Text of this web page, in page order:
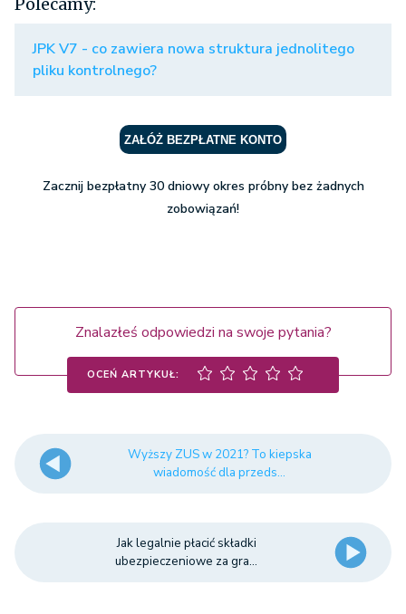
JPK V7 - co zawiera nowa struktura jednolitego
pliku kontrolnego?
ZAŁÓŻ BEZPŁATNE KONTO
Zacznij bezpłatny 30 dniowy okres próbny bez żadnych
zobowiązań!
Znalazłeś odpowiedzi na swoje pytania?
OCEŃ ARTYKUŁ:
Wyższy ZUS w 2021? To kiepska
wiadomość dla przeds...
Jak legalnie płacić składki
ubezpieczeniowe za gra...